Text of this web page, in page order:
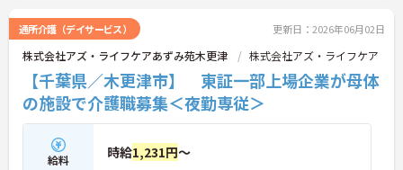
い！
通所介護（デイサービス） 更新日：2026年06月02日
株式会社アズ・ライフケアあずみ苑木更津 株式会社アズ・ライフケア
【千葉県／木更津市】 東証一部上場企業が母体
の施設で介護職募集＜夜勤専従＞
給料 時給1,231円～